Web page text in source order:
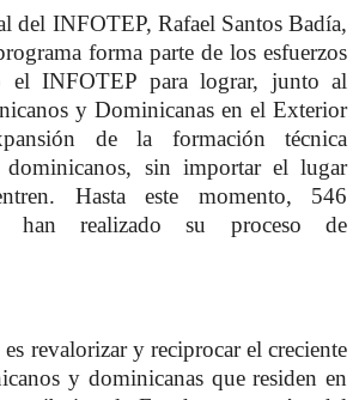
del INFOTEP, Rafael Santos Badía,
forma parte de los esfuerzos
el INFOTEP para lograr, junto al
y Dominicanas en el Exterior
de la formación técnica
sin importar el lugar
Hasta este momento, 546
han realizado su proceso de
revalorizar y reciprocar el creciente
y dominicanas que residen en